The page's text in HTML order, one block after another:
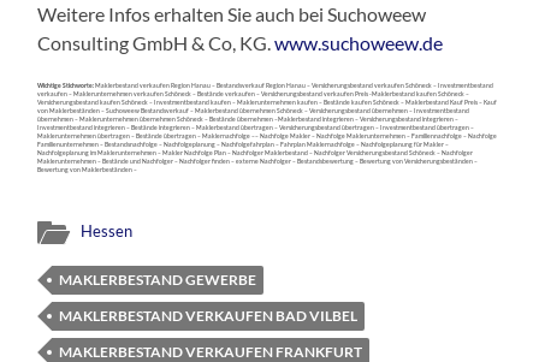
Weitere Infos erhalten Sie auch bei Suchoweew
Consulting GmbH & Co, KG.www.suchoweew.de
Wichtige Stichworte:Maklerbestand verkaufen Region Hanau – Bestandsverkauf Region Hanau – Versicherungsbestand verkaufen Schöneck – Investmentbestand
verkaufen – Maklerunternehmen verkaufen Schöneck – Bestände verkaufen – Versicherungsbestand verkaufen Preis -Maklerbestand kaufen Schöneck –
Versicherungsbestand kaufen Schöneck – Investmentbestand kaufen – Maklerunternehmen kaufen – Bestände kaufen Schöneck – Maklerbestand Kauf Preis – Kauf
von Maklerbeständen – Suchoweew Bestandsverkauf – Maklerbestand übernehmen Schöneck – Versicherungsbestand übernehmen – Investmentbestand
übernehmen – Maklerunternehmen übernehmen Schöneck – Bestände übernehmen –Maklerbestand integrieren – Versicherungsbestand integrieren –
Investmentbestand integrieren – Bestände integrieren – Maklerbestand übertragen – Versicherungsbestand übertragen – Investmentbestand übertragen –
Maklerunternehmen übertragen – Bestände übertragen – Maklernachfolge –– Nachfolge Makler – Nachfolge Maklerunternehmen – Familiennachfolge – Nachfolge
Familienunternehmen – Bestandsnachfolge – Nachfolgeplanung – Nachfolgefahrplan – Fahrplan Maklernachfolge – Nachfolgeplanung für Makler –
Nachfolgeplanung im Maklerunternehmen – Makler Nachfolge Plan – Nachfolger Maklerbestand – Nachfolger Versicherungsbestand Schöneck – Nachfolger
Maklerunternehmen – Bestände und Nachfolger – Nachfolger finden – externe Nachfolger – Bestandsbewertung – Bewertung von Versicherungsbeständen –
Bewertung von Maklerbeständen –
Hessen
MAKLERBESTAND GEWERBE
MAKLERBESTAND VERKAUFEN BAD VILBEL
MAKLERBESTAND VERKAUFEN FRANKFURT